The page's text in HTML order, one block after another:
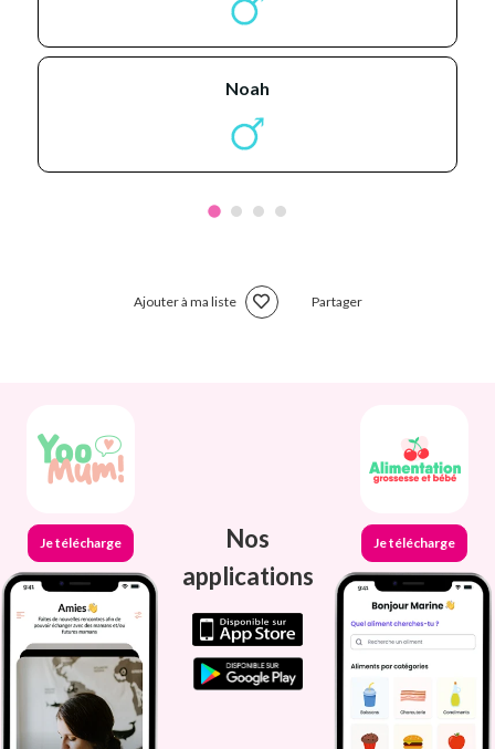
noah
Ajouter à ma liste Partager
Je télécharge
Nos
applications
Je télécharge